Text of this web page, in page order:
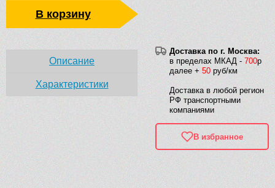
В корзину
Доставка по г. Москва:
в пределах МКАД - 700р
далее + 50 руб/км
Доставка в любой регион
РФ транспортными
компаниями
В избранное
Описание
Характеристики